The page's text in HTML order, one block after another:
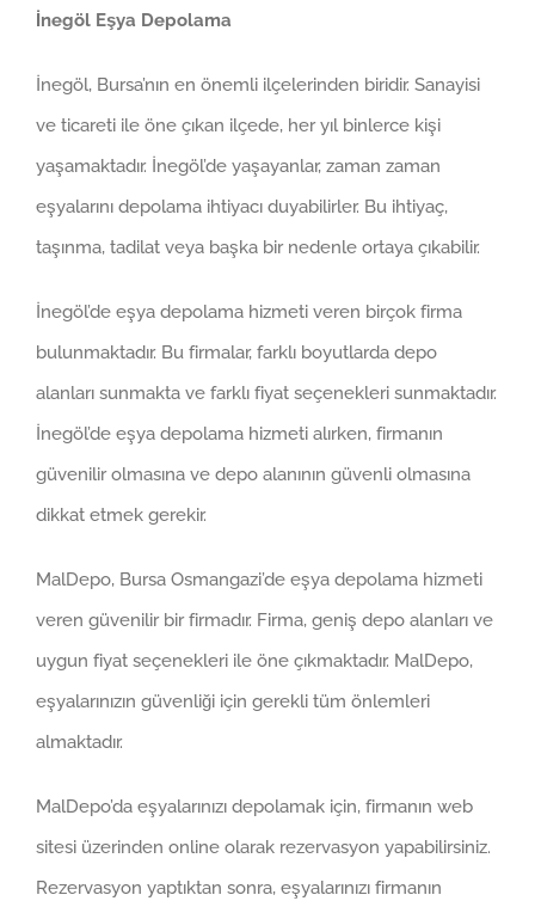
Larger
İnegöl Eşya Depolama
İnegöl, Bursa’nın en önemli ilçelerinden biridir. Sanayisi
ve ticareti ile öne çıkan ilçede, her yıl binlerce kişi
yaşamaktadır. İnegöl’de yaşayanlar, zaman zaman
eşyalarını depolama ihtiyacı duyabilirler. Bu ihtiyaç,
taşınma, tadilat veya başka bir nedenle ortaya çıkabilir.
İnegöl’de eşya depolama hizmeti veren birçok firma
bulunmaktadır. Bu firmalar, farklı boyutlarda depo
alanları sunmakta ve farklı fiyat seçenekleri sunmaktadır.
İnegöl’de eşya depolama hizmeti alırken, firmanın
güvenilir olmasına ve depo alanının güvenli olmasına
dikkat etmek gerekir.
MalDepo, Bursa Osmangazi’de eşya depolama hizmeti
veren güvenilir bir firmadır. Firma, geniş depo alanları ve
uygun fiyat seçenekleri ile öne çıkmaktadır. MalDepo,
eşyalarınızın güvenliği için gerekli tüm önlemleri
almaktadır.
MalDepo’da eşyalarınızı depolamak için, firmanın web
sitesi üzerinden online olarak rezervasyon yapabilirsiniz.
Rezervasyon yaptıktan sonra, eşyalarınızı firmanın